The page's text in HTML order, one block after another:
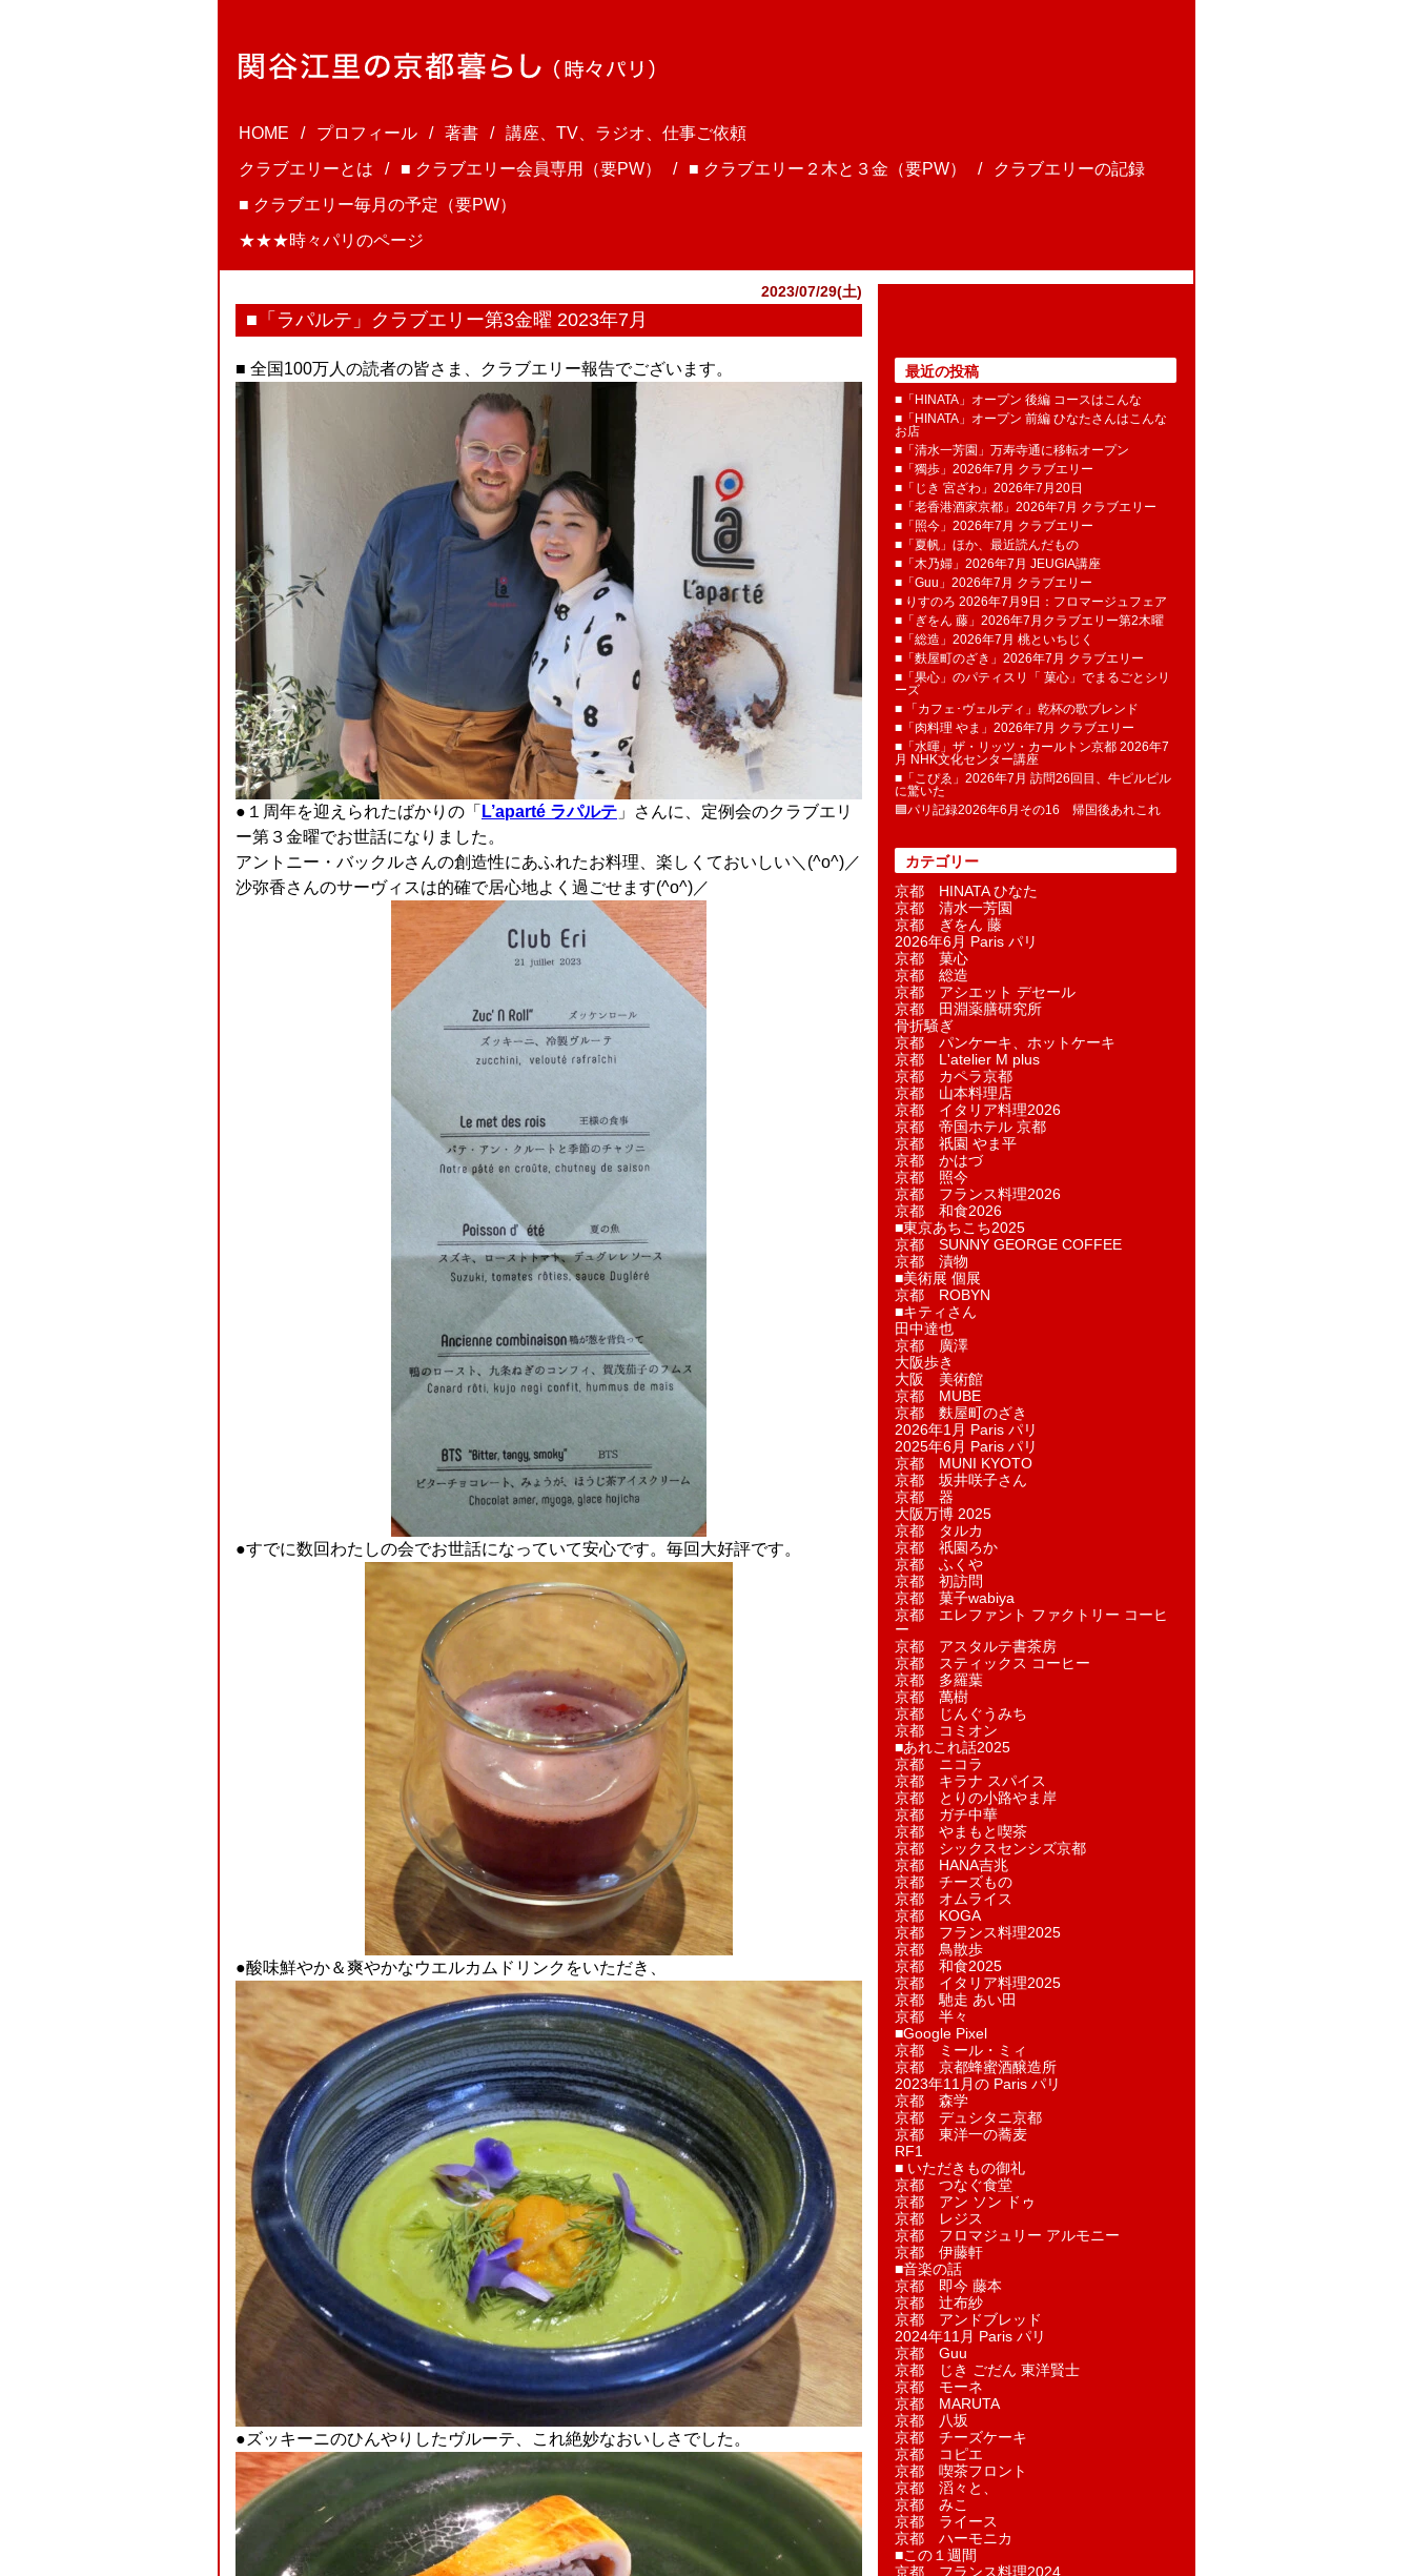
HOME プロフィール 著書
講座、TV、ラジオ、仕事ご依頼
クラブエリーとは
■ クラブエリー会員専用（要PW） ■ クラブエリー２木と３金（要PW）
クラブエリーの記録
■ クラブエリー毎月の予定（要PW）
★★★時々パリのページ
2023/07/29(土)
■「ラパルテ」クラブエリー第3金曜 2023年7月
■ 全国100万人の読者の皆さま、クラブエリー報告でございます。
●１周年を迎えられたばかりの「 L’aparté ラパルテ 」さんに、定例会のクラブエリ
ー第３金曜でお世話になりました。
アントニー・バックルさんの創造性にあふれたお料理、楽しくておいしい＼(^o^)／
沙弥香さんのサーヴィスは的確で居心地よく過ごせます(^o^)／
●すでに数回わたしの会でお世話になっていて安心です。毎回大好評です。
●酸味鮮やか＆爽やかなウエルカムドリンクをいただき、
●ズッキーニのひんやりしたヴルーテ、これ絶妙なおいしさでした。
最近の投稿
■「HINATA」オープン 後編 コースはこんな
■「HINATA」オープン 前編 ひなたさんはこんな
お店
■「清水一芳園」万寿寺通に移転オープン
■「獨歩」2026年7月 クラブエリー
■「じき 宮ざわ」2026年7月20日
■「老香港酒家京都」2026年7月 クラブエリー
■「照今」2026年7月 クラブエリー
■「夏帆」ほか、最近読んだもの
■「木乃婦」2026年7月 JEUGIA講座
■「Guu」2026年7月 クラブエリー
■ りすのろ 2026年7月9日：フロマージュフェア
■「ぎをん 藤」2026年7月クラブエリー第2木曜
■「総造」2026年7月 桃といちじく
■「麩屋町のざき」2026年7月 クラブエリー
■「果心」のパティスリ「 菓​心」でまるごとシリ
ーズ
■ 「カフェ･ヴェルディ」乾杯の歌ブレンド
■「肉料理 やま」2026年7月 クラブエリー
■「水暉」ザ・リッツ・カールトン京都 2026年7
月 NHK文化センター講座
■「こぴゑ」2026年7月 訪問26回目、牛ピルピル
に驚いた
🟦パリ記録2026年6月その16 帰国後あれこれ
カテゴリー
京都 HINATA ひなた
京都 清水一芳園
京都 ぎをん 藤
2026年6月 Paris パリ
京都 菓​心
京都 総造
京都 アシエット デセール
京都 田淵薬膳研究所
骨折騒ぎ
京都 パンケーキ、ホットケーキ
京都 L'atelier M plus
京都 カペラ京都
京都 山本料理店
京都 イタリア料理2026
京都 帝国ホテル 京都
京都 祇園 やま平
京都 かはづ
京都 照今
京都 フランス料理2026
京都 和食2026
■東京あちこち2025
京都 SUNNY GEORGE COFFEE
京都 漬物
■美術展 個展
京都 ROBYN
■キティさん
田中達也
京都 廣澤
大阪歩き
大阪 美術館
京都 MUBE
京都 麩屋町のざき
2026年1月 Paris パリ
2025年6月 Paris パリ
京都 MUNI KYOTO
京都 坂井咲子さん
京都 器
大阪万博 2025
京都 タルカ
京都 祇園ろか
京都 ふくや
京都 初訪問
京都 菓子wabiya
京都 エレファント ファクトリー コーヒ
ー
京都 アスタルテ書茶房
京都 スティックス コーヒー
京都 多羅葉
京都 萬樹
京都 じんぐうみち
京都 コミオン
■あれこれ話2025
京都 ニコラ
京都 キラナ スパイス
京都 とりの小路やま岸
京都 ガチ中華
京都 やまもと喫茶
京都 シックスセンシズ京都
京都 HANA吉兆
京都 チーズもの
京都 オムライス
京都 KOGA
京都 フランス料理2025
京都 鳥散歩
京都 和食2025
京都 イタリア料理2025
京都 馳走 あい田
京都 半々
■Google Pixel
京都 ミール・ミィ
京都 京都蜂蜜酒醸造所
2023年11月の Paris パリ
京都 森学
京都 デュシタニ京都
京都 東洋一の蕎麦
RF1
■ いただきもの御礼
京都 つなぐ食堂
京都 アン ソン ドゥ
京都 レジス
京都 フロマジュリー アルモニー
京都 伊藤軒
■音楽の話
京都 即今 藤本
京都 辻布紗
京都 アンドブレッド
2024年11月 Paris パリ
京都 Guu
京都 じき ごだん 東洋賢士
京都 モーネ
京都 MARUTA
京都 八坂
京都 チーズケーキ
京都 コピエ
京都 喫茶フロント
京都 滔々と、
京都 みこ
京都 ライース
京都 ハーモニカ
■この１週間
京都 フランス料理2024